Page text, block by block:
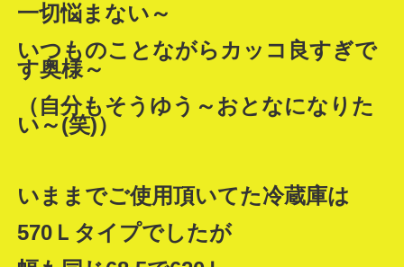
一切悩まない～
いつものことながらカッコ良すぎで
す奥様～
（自分もそうゆう～おとなになりた
い～(笑)）
いままでご使用頂いてた冷蔵庫は
570Ｌタイプでしたが